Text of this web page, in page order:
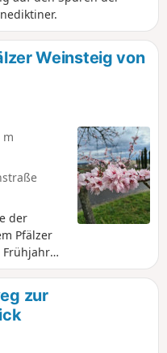
Weinsteig von
m
der
Pfälzer
Frühjahr
und dem
Dann ist
zur